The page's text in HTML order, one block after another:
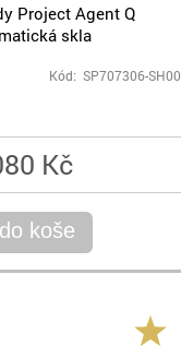
Project Agent Q
skla
Kód: SP707306-SH00
Kč
do koše